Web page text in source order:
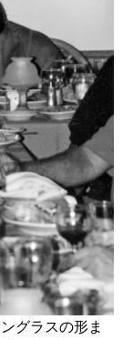
グラスの形ま